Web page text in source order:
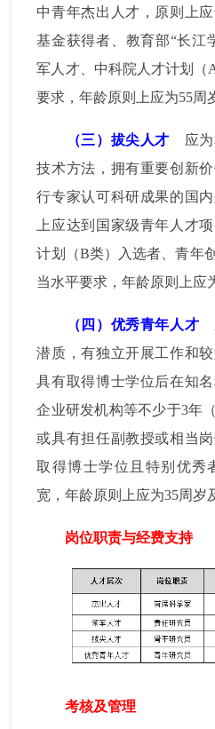
中青年杰出人才，原则上
基金获得者、教育部“长江
军人才、中科院人才计划（
要求，年龄原则上应为55周
（三）拔尖人才
应
技术方法，拥有重要创新
行专家认可科研成果的国
上应达到国家级青年人才
计划（B类）入选者、青年
当水平要求，年龄原则上应
（四）优秀青年人才
潜质，有独立开展工作和
具有取得博士学位后在知
企业研发机构等不少于3年
或具有担任副教授或相当
取得博士学位且特别优秀
宽，年龄原则上应为35周岁
岗位职责与经费支持
考核及管理